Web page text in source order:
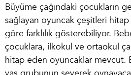
Büyüme çağındaki çocukların
sağlayan oyuncak çeşitleri
göre farklılık gösterebiliyor.
çocuklara, ilkokul ve ortaokul
hitap eden oyuncaklar mevcut.